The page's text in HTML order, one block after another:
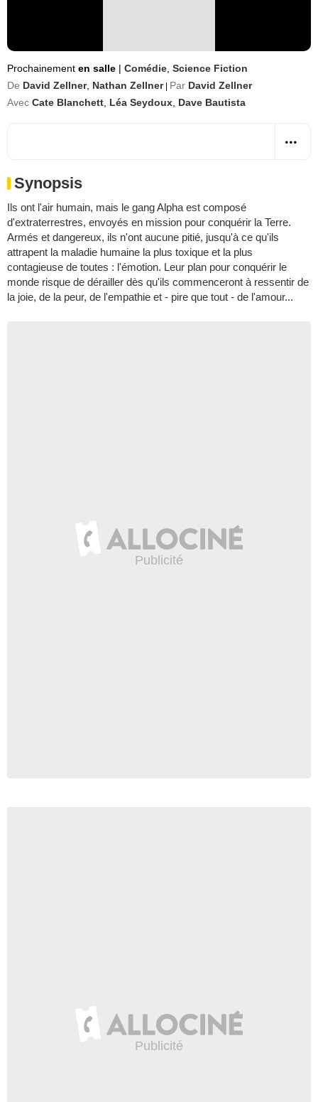
Prochainement en salle | Comédie Science Fiction
De David Zellner, Nathan Zellner Par David Zellner
Avec Cate Blanchett Léa Seydoux Dave Bautista
Synopsis
Ils ont l'air humain, mais le gang Alpha est composé
d'extraterrestres, envoyés en mission pour conquérir la Terre.
Armés et dangereux, ils n'ont aucune pitié, jusqu'à ce qu'ils
attrapent la maladie humaine la plus toxique et la plus
contagieuse de toutes : l'émotion. Leur plan pour conquérir le
monde risque de dérailler dès qu'ils commenceront à ressentir de
la joie, de la peur, de l'empathie et - pire que tout - de l'amour...